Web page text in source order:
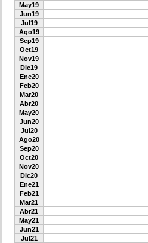
May19
Jun19
Jul19
Ago19
Sep19
Oct19
Nov19
Dic19
Ene20
Feb20
Mar20
Abr20
May20
Jun20
Jul20
Ago20
Sep20
Oct20
Nov20
Dic20
Ene21
Feb21
Mar21
Abr21
May21
Jun21
Jul21